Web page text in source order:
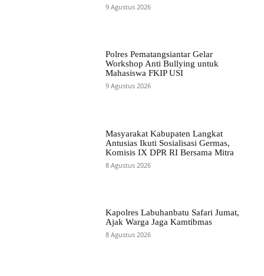
9 Agustus 2026
Polres Pematangsiantar Gelar
Workshop Anti Bullying untuk
Mahasiswa FKIP USI
9 Agustus 2026
Masyarakat Kabupaten Langkat
Antusias Ikuti Sosialisasi Germas,
Komisis IX DPR RI Bersama Mitra
8 Agustus 2026
Kapolres Labuhanbatu Safari Jumat,
Ajak Warga Jaga Kamtibmas
8 Agustus 2026